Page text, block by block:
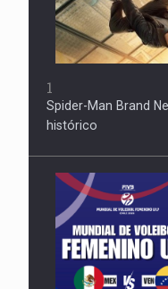
1
Spider-Man Brand
histórico